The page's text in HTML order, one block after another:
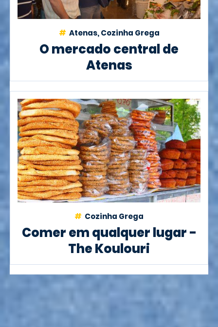
Atenas, Cozinha Grega
O mercado central de
Atenas
Cozinha Grega
Comer em qualquer lugar -
The Koulouri